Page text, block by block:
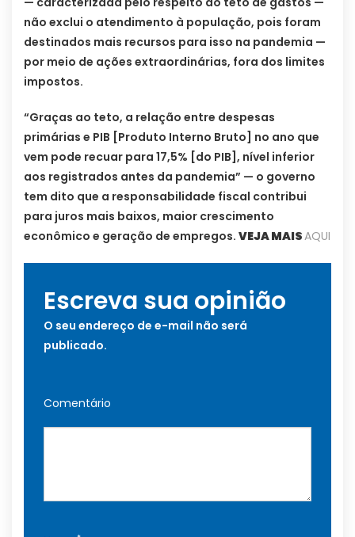
não exclui o atendimento à população, pois foram
destinados mais recursos para isso na pandemia —
por meio de ações extraordinárias, fora dos limites
impostos.
“Graças ao teto, a relação entre despesas
primárias e PIB [Produto Interno Bruto] no ano que
vem pode recuar para 17,5% [do PIB], nível inferior
aos registrados antes da pandemia” — o governo
tem dito que a responsabilidade fiscal contribui
para juros mais baixos, maior crescimento
econômico e geração de empregos. VEJA MAISAQUI
Escreva sua opinião
O seu endereço de e-mail não será
publicado.
Comentário